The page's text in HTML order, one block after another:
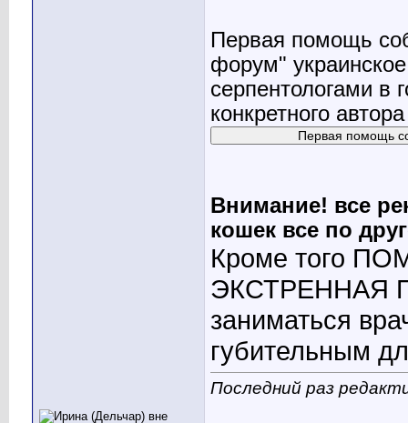
Первая помощь
форум"
серпентологами в
конкретного
Внимание! все
кошек все по
Кроме того
ЭКСТРЕННАЯ
заниматься
губительным
Последний раз